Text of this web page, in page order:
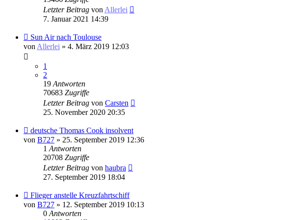
Letzter Beitrag von Allerlei
7. Januar 2021 14:39
Sun Air nach Toulouse
von Allerlei » 4. März 2019 12:03
1
2
19 Antworten
70683 Zugriffe
Letzter Beitrag von Carsten
25. November 2020 20:35
deutsche Thomas Cook insolvent
von B727 » 25. September 2019 12:36
1 Antworten
20708 Zugriffe
Letzter Beitrag von haubra
27. September 2019 18:04
Flieger anstelle Kreuzfahrtschiff
von B727 » 12. September 2019 10:13
0 Antworten